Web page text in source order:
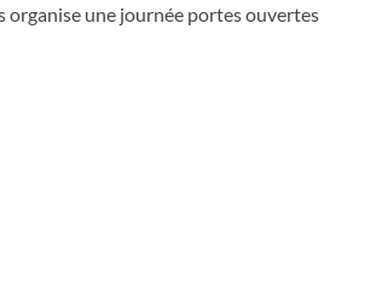
organise une journée portes ouvertes